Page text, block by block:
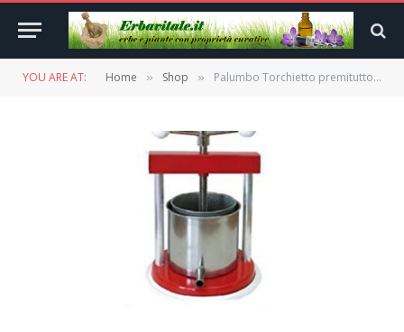
YOU ARE AT: Home » Shop » Palumbo Torchietto premitutto piccolo – h 12 x ø 15 cm – lt. 1,5